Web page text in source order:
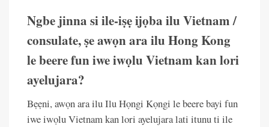
Ngbe jinna si ile-iṣẹ ijọba ilu Vietnam /
consulate, ṣe awọn ara ilu Hong Kong
le beere fun iwe iwọlu Vietnam kan lori
ayelujara?
Bẹẹni, awọn ara ilu Ilu Họngi Kọngi le beere bayi fun
iwe iwọlu Vietnam kan lori ayelujara lati itunu ti ile